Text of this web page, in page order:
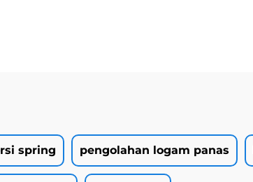
spring pengolahan logam panas